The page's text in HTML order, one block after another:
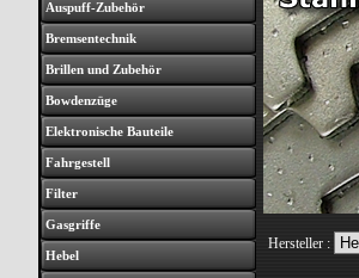
Auspuff-Zubehör
Bremsentechnik
Brillen und Zubehör
Bowdenzüge
Elektronische Bauteile
Fahrgestell
Filter
Gasgriffe
Hebel
Hersteller :